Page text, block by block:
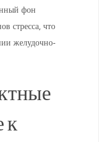
фон
стресса, что
желудочно-
к